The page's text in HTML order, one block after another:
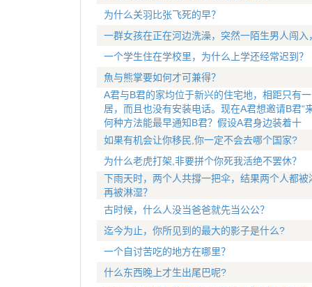
为什么关羽比张飞死的早？
一群女孩在正在河边洗澡，突然一陌生男人闯
一个学生住在学校里，为什么上学还经常迟到？
魚与熊掌要如何才可兼得？
A君与B君的家均位于新兴的住宅地，相距只有
居，而且也没有安装电话。现在A君想邀请B君“
何种方法能最早通知B君？假设A君身边装着十
如果有机会让你移民,你一定不会去哪个国家?
为什么老虎打架,非要拼个你死我活绝不罢休？
下雨天时，两个人共撐一把伞，结果两个人都
再被淋湿？
古时候，什么人没当爸爸就先当公公？
迄今为止，你所见到的最大的影子是什么?
一个自讨苦吃的地方在哪里？
什么东西晚上才生出尾巴呢?